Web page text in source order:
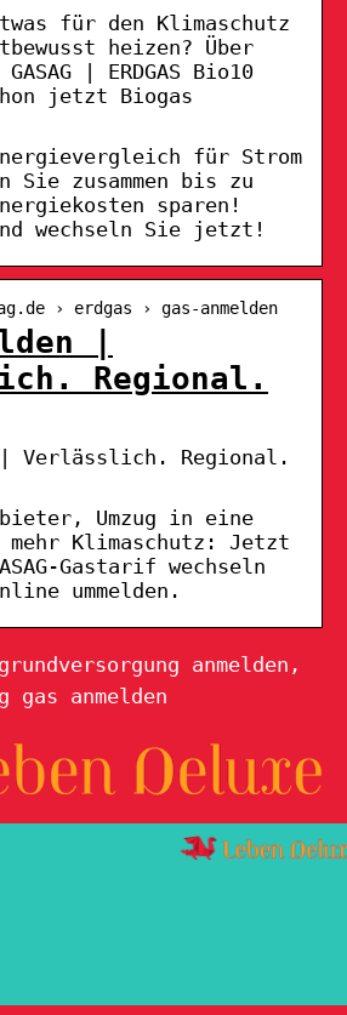
für den Klimaschutz
heizen? Über
| ERDGAS Bio10
jetzt Biogas
für Strom
Sie zusammen bis zu
sparen!
wechseln Sie jetzt!
› erdgas › gas-anmelden
|
Regional.
| Verlässlich. Regional.
Umzug in eine
mehr Klimaschutz: Jetzt
Gastarif wechseln
ummelden.
anmelden,
gas anmelden